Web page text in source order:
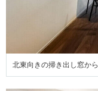
北東向きの掃き出し窓か